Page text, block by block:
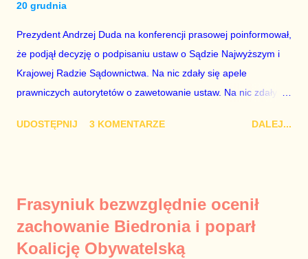
które zawsze może się zdarzyć, a polegającym na tym, że
osoba z kwalifikacjami wpłaca na partię polityczną, a następnie
obejmuje prace w spółce, która jest zarządzana pośrednio
przez ta partię. Przeciwnie. Przedstawienie pierwszej gr...
20 grudnia
Prezydent Andrzej Duda na konferencji prasowej poinformował,
że podjął decyzję o podpisaniu ustaw o Sądzie Najwyższym i
Krajowej Radzie Sądownictwa. Na nic zdały się apele
prawniczych autorytetów o zawetowanie ustaw. Na nic zdały
ostatecznie zniszczy niezależność sądów od woli polityków. To
Ziobro. Żenujące są tłumaczenia Dudy, że podpisał ustawy, bo
to jego ustawy. Prawda jest taka, że poprawki partii rządzącej
do tych ustaw były bardziej obszerne niż projekty ustaw
UDOSTĘPNIJ 3 KOMENTARZE DALEJ...
Frasyniuk bezwzględnie ocenił
zachowanie Biedronia i poparł
Koalicję Obywatelską